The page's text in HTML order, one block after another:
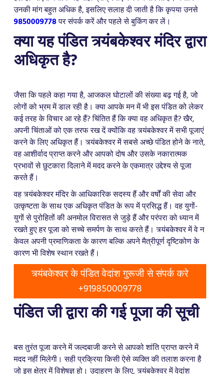
उनकी मांग बहुत अधिक है, इसलिए सलाह दी जाती है कि कृपया उनसे
9850009778पर संपर्क करें और पहले से बुकिंग कर लें।
क्या यह पंडित त्र्यंबकेश्वर मंदिर द्वारा
अधिकृत है?
जैसा कि पहले कहा गया है, आजकल घोटालों की संख्या बढ़ गई है, जो
लोगों को भ्रम में डाल रही है। क्या आपके मन में भी इस पंडित को लेकर
कई तरह के विचार आ रहे हैं? चिंतित हैं कि क्या वह अधिकृत है? खैर,
अपनी चिंताओं को एक तरफ रख दें क्योंकि वह त्र्यंबकेश्वर में सभी पूजाएं
करने के लिए अधिकृत हैं। त्र्यंबकेश्वर में सबसे अच्छे पंडित होने के नाते,
वह आशीर्वाद प्राप्त करने और आपको दोष और उसके नकारात्मक
प्रभावों से छुटकारा दिलाने में मदद करने के एकमात्र उद्देश्य से पूजा
करते हैं।
वह त्र्यंबकेश्वर मंदिर के आधिकारिक सदस्य हैं और वर्षों की सेवा और
उत्कृष्टता के साथ एक अधिकृत पंडित के रूप में प्रसिद्ध हैं। वह युगों-
युगों से पुरोहितों की अनमोल विरासत से जुड़े हैं और परंपरा को ध्यान में
रखते हुए हर पूजा को सच्चे समर्पण के साथ करते हैं। त्र्यंबकेश्वर में वे न
केवल अपनी प्रमाणिकता के कारण बल्कि अपने मैत्रीपूर्ण दृष्टिकोण के
कारण भी विशेष स्थान रखते हैं।
त्र्यंबकेश्वर के पंडित वेदांश गुरूजी से संपर्क करे
+919850009778
पंडित जी द्वारा की गई पूजा की सूची
बस तुरंत पूजा करने में जल्दबाजी करने से आपको शांति प्राप्त करने में
मदद नहीं मिलेगी। सही प्रक्रिया किसी ऐसे व्यक्ति की तलाश करना है
जो इस क्षेत्र में विशेषज्ञ हो। उदाहरण के लिए, त्र्यंबकेश्वर में वेदांश